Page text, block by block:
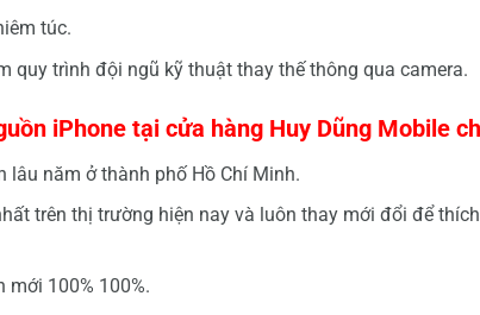
túc.
quy trình đội ngũ kỹ thuật thay thế thông qua camera.
iPhone tại cửa hàng Huy Dũng Mobile
lâu năm ở thành phố Hồ Chí Minh.
trên thị trường hiện nay và luôn thay mới đổi để
100% 100%.